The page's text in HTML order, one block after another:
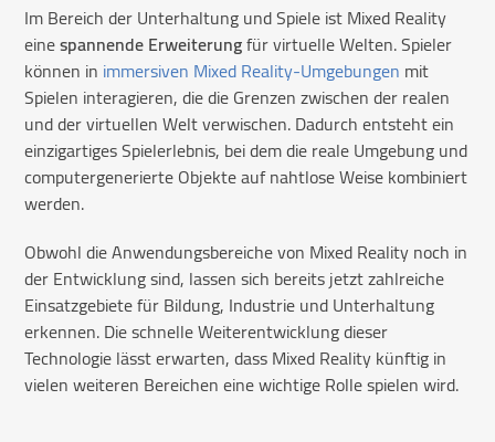
Im Bereich der Unterhaltung und Spiele ist Mixed Reality
einespannende Erweiterungfür virtuelle Welten. Spieler
können in immersiven Mixed Reality-Umgebungen mit
Spielen interagieren, die die Grenzen zwischen der realen
und der virtuellen Welt verwischen. Dadurch entsteht ein
einzigartiges Spielerlebnis, bei dem die reale Umgebung und
computergenerierte Objekte auf nahtlose Weise kombiniert
werden.
Obwohl die Anwendungsbereiche von Mixed Reality noch in
der Entwicklung sind, lassen sich bereits jetzt zahlreiche
Einsatzgebiete für Bildung, Industrie und Unterhaltung
erkennen. Die schnelle Weiterentwicklung dieser
Technologie lässt erwarten, dass Mixed Reality künftig in
vielen weiteren Bereichen eine wichtige Rolle spielen wird.